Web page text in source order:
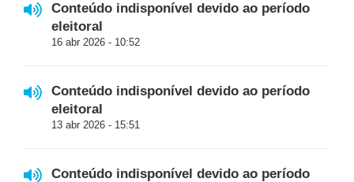
Conteúdo indisponível devido ao período
eleitoral
16 abr 2026 - 10:52
Conteúdo indisponível devido ao período
eleitoral
13 abr 2026 - 15:51
Conteúdo indisponível devido ao período